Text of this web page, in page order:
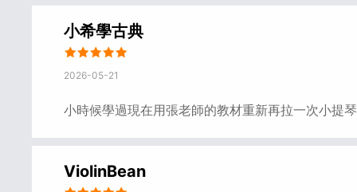
小希學古典
2026-05-21
小時候學過現在用張老師的教材重新再拉一次小提琴
ViolinBean